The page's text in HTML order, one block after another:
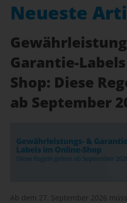
Neueste
Garantie-
Shop: Diese
ab September
Ab dem 27. September 2026